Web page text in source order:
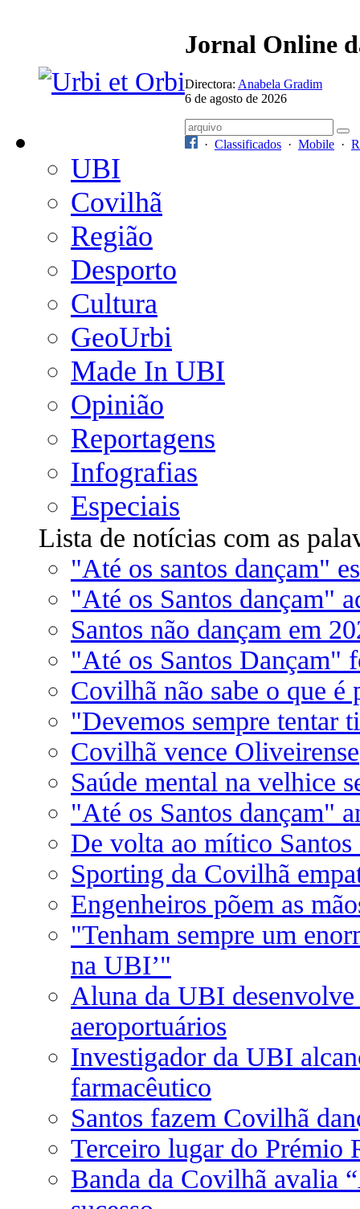
Jornal Online
Directora: Anabela Gradim
6 de agosto de 2026
· Classificados · Mobile ·
UBI
Covilhã
Região
Desporto
Cultura
GeoUrbi
Made In UBI
Opinião
Reportagens
Infografias
Especiais
Lista de notícias com as
"Até os santos dançam"
"Até os Santos dançam"
Santos não dançam em
"Até os Santos Dançam"
Covilhã não sabe o que é
"Devemos sempre tentar
Covilhã vence Oliveirense
Saúde mental na velhice
"Até os Santos dançam"
De volta ao mítico Santos
Sporting da Covilhã
Engenheiros põem as
"Tenham sempre um
na UBI’"
Aluna da UBI
aeroportuários
Investigador da UBI
farmacêutico
Santos fazem Covilhã
Terceiro lugar do Prémio
Banda da Covilhã avalia